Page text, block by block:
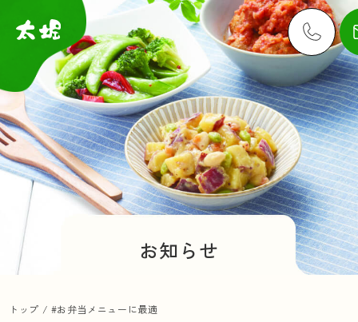
お知らせ
トップ / #お弁当メニューに最適